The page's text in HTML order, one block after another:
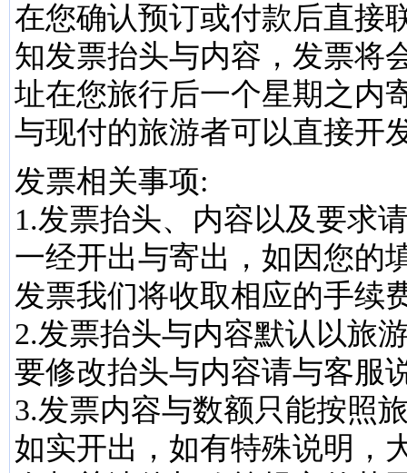
在您确认预订或付款后直接
知发票抬头与内容，发票将
址在您旅行后一个星期之内
与现付的旅游者可以直接开
发票相关事项:
1.发票抬头、内容以及要求
一经开出与寄出，如因您的
发票我们将收取相应的手续
2.发票抬头与内容默认以旅
要修改抬头与内容请与客服
3.发票内容与数额只能按照
如实开出，如有特殊说明，